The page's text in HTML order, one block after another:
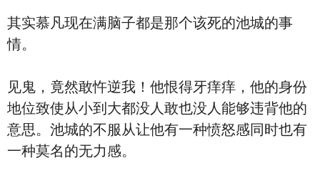
其实慕凡现在满脑子都是那个该死的池城的事
情。
见鬼，竟然敢忤逆我！他恨得牙痒痒，他的身份
地位致使从小到大都没人敢也没人能够违背他的
意思。池城的不服从让他有一种愤怒感同时也有
一种莫名的无力感。